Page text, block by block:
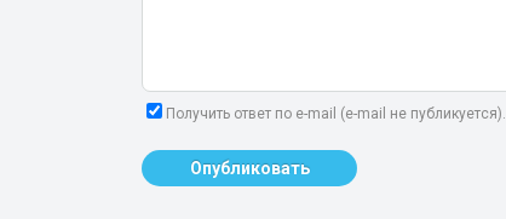
Получить ответ по e-mail (e-mail не публикуется).
Опубликовать